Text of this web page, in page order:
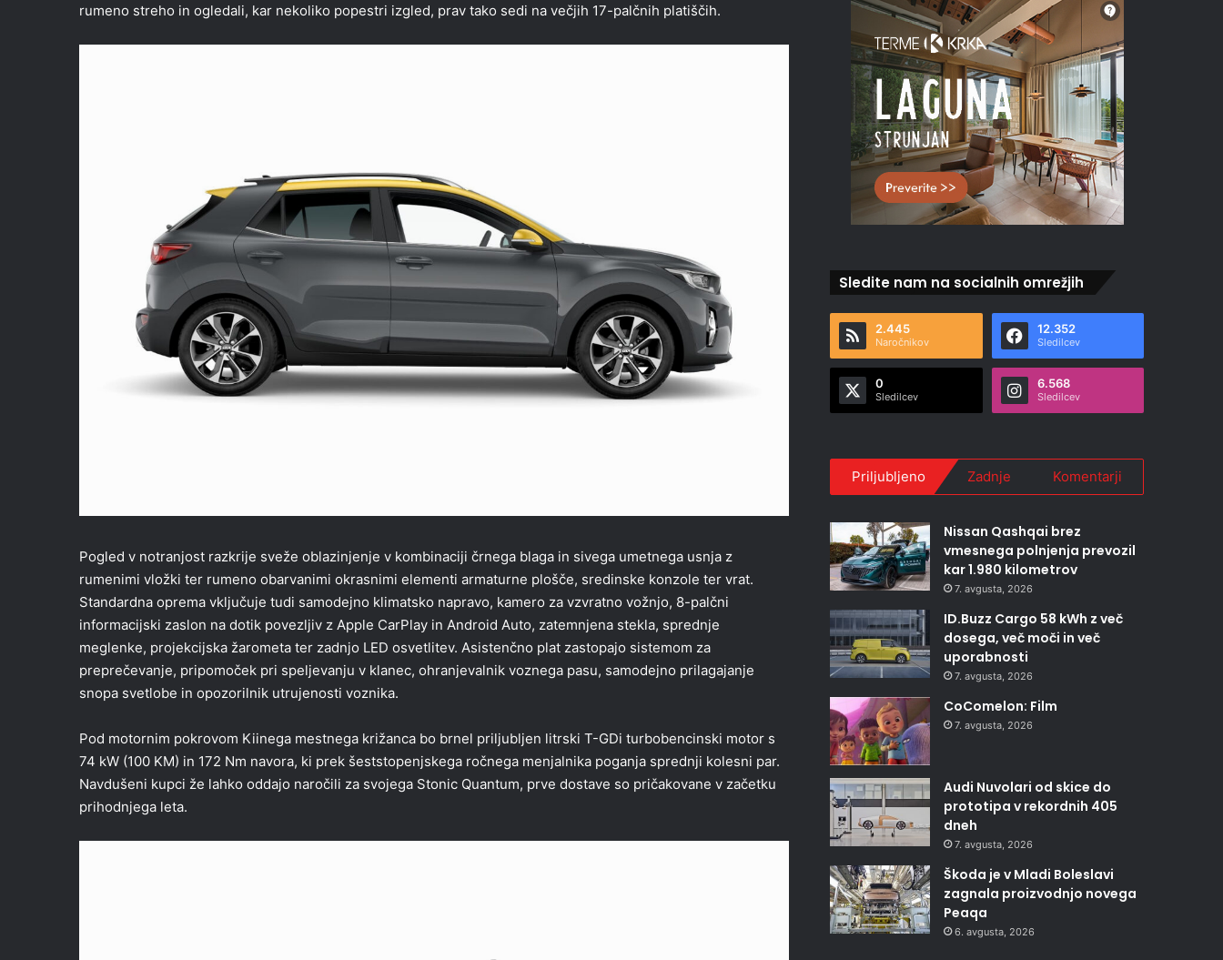
rumeno streho in ogledali, kar nekoliko popestri izgled, prav tako sedi na večjih 17-palčnih platiščih.
Pogled v notranjost razkrije sveže oblazinjenje v kombinaciji črnega blaga in sivega umetnega usnja z
rumenimi vložki ter rumeno obarvanimi okrasnimi elementi armaturne plošče, sredinske konzole ter vrat.
Standardna oprema vključuje tudi samodejno klimatsko napravo, kamero za vzvratno vožnjo, 8-palčni
informacijski zaslon na dotik povezljiv z Apple CarPlay in Android Auto, zatemnjena stekla, sprednje
meglenke, projekcijska žarometa ter zadnjo LED osvetlitev. Asistenčno plat zastopajo sistemom za
preprečevanje, pripomoček pri speljevanju v klanec, ohranjevalnik voznega pasu, samodejno prilagajanje
snopa svetlobe in opozorilnik utrujenosti voznika.
Pod motornim pokrovom Kiinega mestnega križanca bo brnel priljubljen litrski T-GDi turbobencinski motor s
74 kW (100 KM) in 172 Nm navora, ki prek šeststopenjskega ročnega menjalnika poganja sprednji kolesni par.
Navdušeni kupci že lahko oddajo naročili za svojega Stonic Quantum, prve dostave so pričakovane v začetku
prihodnjega leta.
Sledite nam na socialnih omrežjih
2.445
Naročnikov
12.352
Sledilcev
0
Sledilcev
6.568
Sledilcev
Priljubljeno Zadnje Komentarji
Nissan Qashqai brez
vmesnega polnjenja prevozil
kar 1.980 kilometrov
7. avgusta, 2026
ID.Buzz Cargo 58 kWh z več
dosega, več moči in več
uporabnosti
7. avgusta, 2026
CoComelon: Film
7. avgusta, 2026
Audi Nuvolari od skice do
prototipa v rekordnih 405
dneh
7. avgusta, 2026
Škoda je v Mladi Boleslavi
zagnala proizvodnjo novega
Peaqa
6. avgusta, 2026